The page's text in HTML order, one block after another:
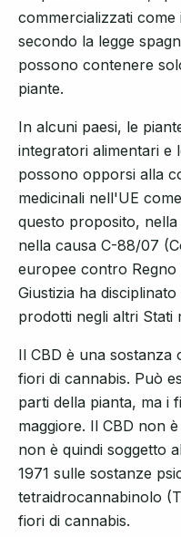
commercializzati
secondo la legge
possono contenere
piante.
In alcuni paesi, le
integratori alimentari e
possono opporsi alla
medicinali nell'UE
questo proposito,
nella causa C-88/07
europee contro Regno
Giustizia ha
prodotti negli altri Stati
Il CBD è una sostanza
fiori di cannabis. Può
parti della pianta, ma i
maggiore. Il CBD non
non è quindi soggetto
1971 sulle sostanze
tetraidrocannabinolo
fiori di cannabis.